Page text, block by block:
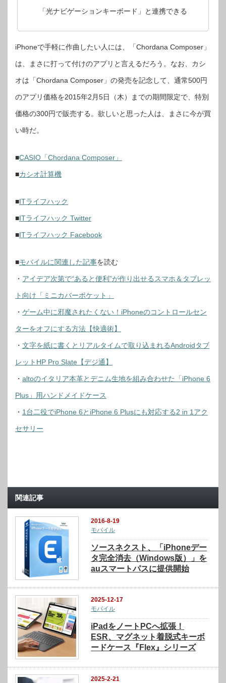
「光ナビゲーションキーボード」と連携できる
iPhoneで手軽に作曲したい人には、「Chordana Composer」
は、まさに打って付けのアプリと言えるだろう。なお、カシ
オは「Chordana Composer」の発売を記念して、通常500円
のアプリ価格を2015年2月5日（木）までの期間限定で、特別
価格の300円で販売する。欲しいと思った人は、まさに今が買
い時だ。
■CASIO「Chordana Composer」
■カシオ計算機
■ITライフハック
■ITライフハック Twitter
■ITライフハック Facebook
■モバイルに関連した記事を読む
・ アイデア次第で“あると便利”が作り出せるスマホ＆タブレッ
ト向け「ミニカバーポケット」
・ ゲーム中に邪魔されたくない！iPhoneのコントロールセン
ターをオフにする方法【快適術】
・ 文字を紙に書くとリアルタイムで取り込まれるAndroidタブ
レットHP Pro Slate【デジ通】
・ altoのイタリア本革とデニム生地を組み合わせた「iPhone 6
Plus」用ハンドメイドケース
・ 1台二役でiPhone 6とiPhone 6 Plusにも対応する2 in 1アク
セサリー
関連記事
2016-8-19
モバイル
ソースネクスト、「iPhoneデー
タ完全消去（Windows版）」を
auスマートパスに提供開始
2025-12-17
モバイル
iPadをノートPCへ拡張！
ESR、マグネット着脱式キーボ
ードケース『Flex』シリーズ
2025-2-21